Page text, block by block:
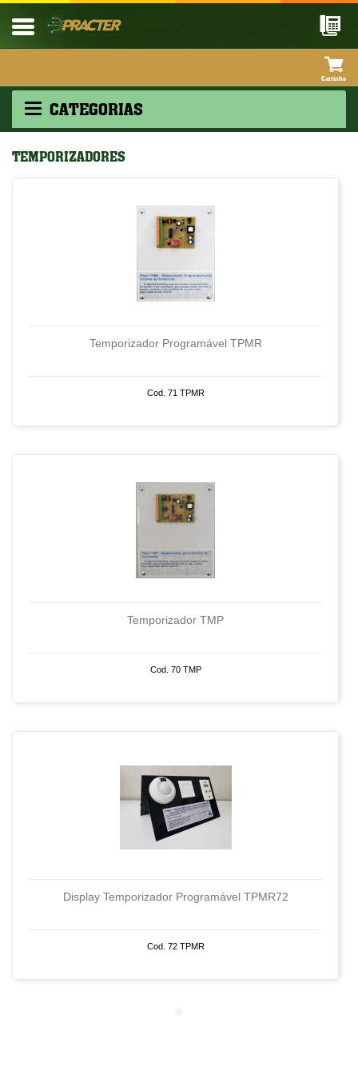
CATEGORIAS
TEMPORIZADORES
Temporizador Programável TPMR
Cod. 71 TPMR
Temporizador TMP
Cod. 70 TMP
Display Temporizador Programável TPMR72
Cod. 72 TPMR